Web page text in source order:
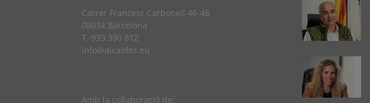
Carrer Francesc Carbonell 46-48
08034 Barcelona
T. 933 390 812
info@alcaldes.eu
Amb la col·laboració de: